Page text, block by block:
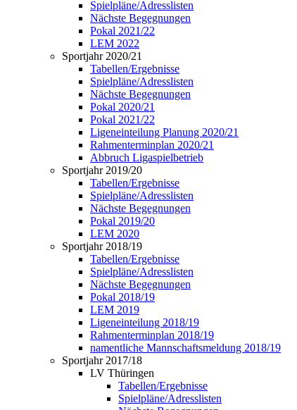
Spielpläne/Adresslisten
Nächste Begegnungen
Pokal 2021/22
LEM 2022
Sportjahr 2020/21
Tabellen/Ergebnisse
Spielpläne/Adresslisten
Nächste Begegnungen
Pokal 2020/21
Pokal 2021/22
Ligeneinteilung Planung 2020/21
Rahmenterminplan 2020/21
Abbruch Ligaspielbetrieb
Sportjahr 2019/20
Tabellen/Ergebnisse
Spielpläne/Adresslisten
Nächste Begegnungen
Pokal 2019/20
LEM 2020
Sportjahr 2018/19
Tabellen/Ergebnisse
Spielpläne/Adresslisten
Nächste Begegnungen
Pokal 2018/19
LEM 2019
Ligeneinteilung 2018/19
Rahmenterminplan 2018/19
namentliche Mannschaftsmeldung 2018/19
Sportjahr 2017/18
LV Thüringen
Tabellen/Ergebnisse
Spielpläne/Adresslisten